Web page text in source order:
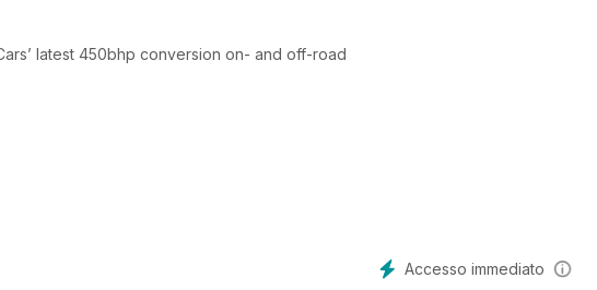
latest 450bhp conversion on- and off-road
and puts Land Rover’s towing aids to the test
Accesso immediato